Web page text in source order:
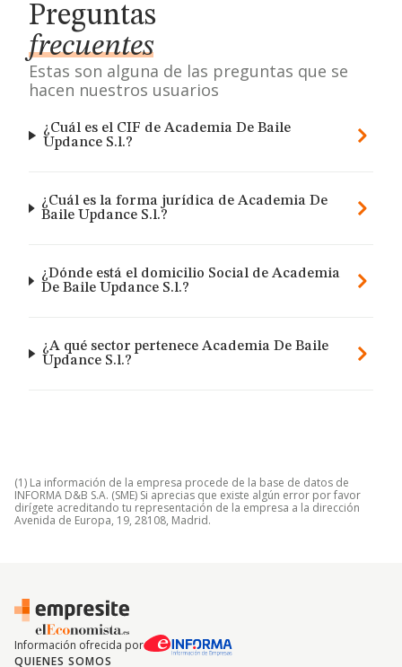
Preguntas
frecuentes
Estas son alguna de las preguntas que se
hacen nuestros usuarios
¿Cuál es el CIF de Academia De Baile
Updance S.l.?
¿Cuál es la forma jurídica de Academia De
Baile Updance S.l.?
¿Dónde está el domicilio Social de Academia
De Baile Updance S.l.?
¿A qué sector pertenece Academia De Baile
Updance S.l.?
(1) La información de la empresa procede de la base de datos de
INFORMA D&B S.A. (SME) Si aprecias que existe algún error por favor
dirígete acreditando tu representación de la empresa a la dirección
Avenida de Europa, 19, 28108, Madrid.
Información ofrecida por
QUIENES SOMOS